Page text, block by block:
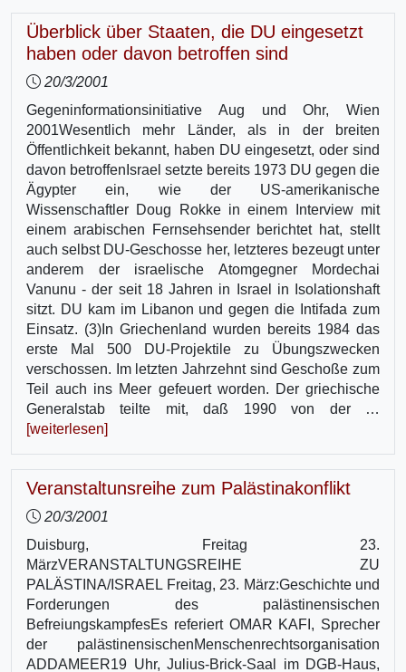
Überblick über Staaten, die DU eingesetzt
haben oder davon betroffen sind
20/3/2001
Gegeninformationsinitiative Aug und Ohr, Wien
2001Wesentlich mehr Länder, als in der breiten
Öffentlichkeit bekannt, haben DU eingesetzt, oder sind
davon betroffenIsrael setzte bereits 1973 DU gegen die
Ägypter ein, wie der US-amerikanische
Wissenschaftler Doug Rokke in einem Interview mit
einem arabischen Fernsehsender berichtet hat, stellt
auch selbst DU-Geschosse her, letzteres bezeugt unter
anderem der israelische Atomgegner Mordechai
Vanunu - der seit 18 Jahren in Israel in Isolationshaft
sitzt. DU kam im Libanon und gegen die Intifada zum
Einsatz. (3)In Griechenland wurden bereits 1984 das
erste Mal 500 DU-Projektile zu Übungszwecken
verschossen. Im letzten Jahrzehnt sind Geschoße zum
Teil auch ins Meer gefeuert worden. Der griechische
Generalstab teilte mit, daß 1990 von der …
[weiterlesen]
Veranstaltunsreihe zum Palästinakonflikt
20/3/2001
Duisburg, Freitag 23.
MärzVERANSTALTUNGSREIHE ZU
PALÄSTINA/ISRAEL Freitag, 23. März:Geschichte und
Forderungen des palästinensischen
BefreiungskampfesEs referiert OMAR KAFI, Sprecher
der palästinensischenMenschenrechtsorganisation
ADDAMEER19 Uhr, Julius-Brick-Saal im DGB-Haus,